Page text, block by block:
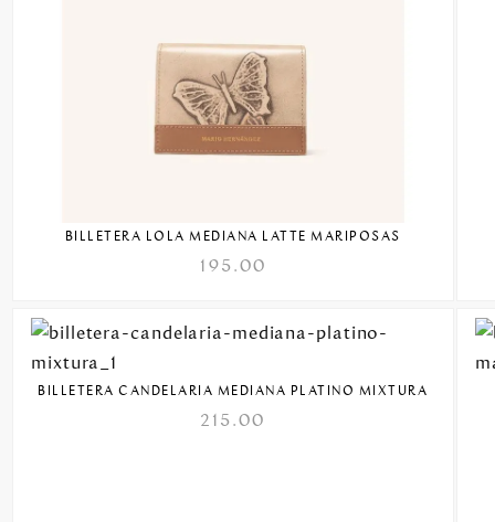
BILLETERA LOLA MEDIANA LATTE MARIPOSAS
195.00
BILLETERA CANDELARIA MEDIANA PLATINO MIXTURA
215.00